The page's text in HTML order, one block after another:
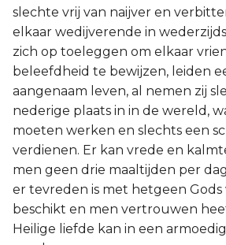
slechte vrij van naijver en
elkaar wedijverende in
zich op toeleggen om elkaar
beleefdheid te bewijzen, leiden
aangenaam leven, al nemen zij
nederige plaats in in de wereld,
moeten werken en slechts een
verdienen. Er kan vrede en
men geen drie maaltijden per
er tevreden is met hetgeen Gods
beschikt en men vertrouwen
Heilige liefde kan in een